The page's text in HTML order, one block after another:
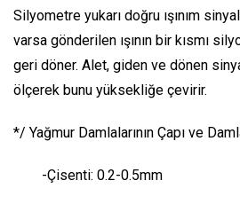
Silyometre yukarı doğru ışınım
varsa gönderilen ışının bir kısmı
geri döner. Alet, giden ve dönen
ölçerek bunu yüksekliğe çevirir.
*/ Yağmur Damlalarının Çapı ve
-Çisenti: 0.2-0.5mm